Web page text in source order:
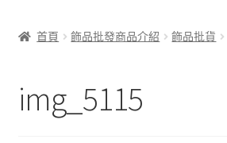
飾品批發商品介紹
首頁 飾品批發商品介紹 飾品批貨
img_5115